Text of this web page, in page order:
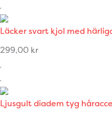
Läcker svart kjol med
299,00 kr
Ljusgult diadem tyg